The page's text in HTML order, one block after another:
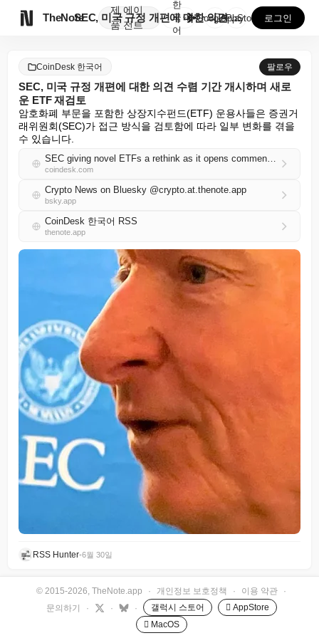
TheNote
제
품
에이
전트
SEC, 미국 규정 개편에 대한 의견 수렴 기간 개시하...
한
국
어
GooglePlay
AppStore 로그인
CoinDesk 한국어 팔로우
SEC, 미국 규정 개편에 대한 의견 수렴 기간 개시하며 새로
운 ETF 재검토
암호화폐 부문을 포함한 상장지수펀드(ETF) 운용사들은 증권거
래위원회(SEC)가 접근 방식을 검토함에 따라 일부 변화를 겪을
수 있습니다.
SEC giving novel ETFs a rethink as it opens comment period on overhauling U.S. rules
coindesk.com
Crypto News on Bluesky @crypto.at.thenote.app
bsky.app
CoinDesk 한국어 RSS
thenote.app
RSS Hunter•6월 30일
© 2015-2026, TheNote.app · 개인정보 보호정책 · 이용 약관
·
문의하기
· · · 갤럭시 스토어
 AppStore
 MacOS